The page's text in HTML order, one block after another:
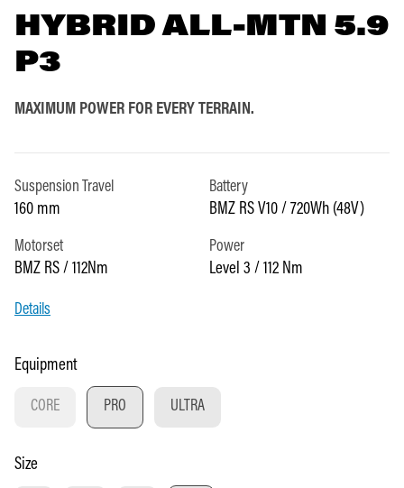
HYBRID ALL-MTN 5.9
P3
MAXIMUM POWER FOR EVERY TERRAIN.
Suspension Travel
160 mm
Battery
BMZ RS V10 / 720Wh (48V)
Motorset
BMZ RS / 112Nm
Power
Level 3 / 112 Nm
Details
Select
Equipment
CORE PRO ULTRA
Select
Size